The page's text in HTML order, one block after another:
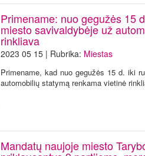
Primename: nuo gegužės 15
miesto savivaldybėje už
rinkliava
2023 05 15 | Rubrika: Miestas
Primename, kad nuo gegužės 15 d. iki
automobilių statymą renkama vietinė
Mandatų naujoje miesto